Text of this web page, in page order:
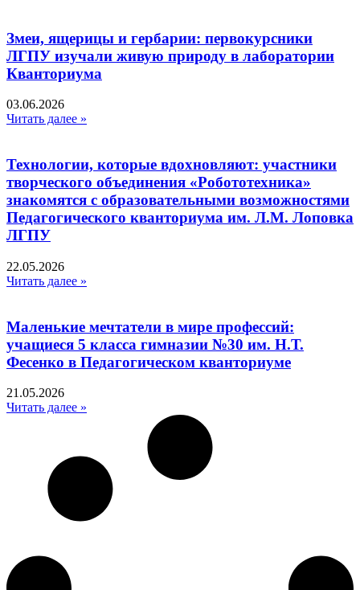
Змеи, ящерицы и гербарии: первокурсники
ЛГПУ изучали живую природу в лаборатории
Кванториума
03.06.2026
Читать далее »
Технологии, которые вдохновляют: участники
творческого объединения «Робототехника»
знакомятся с образовательными возможностями
Педагогического кванториума им. Л.М. Лоповка
ЛГПУ
22.05.2026
Читать далее »
Маленькие мечтатели в мире профессий:
учащиеся 5 класса гимназии №30 им. Н.Т.
Фесенко в Педагогическом кванториуме
21.05.2026
Читать далее »